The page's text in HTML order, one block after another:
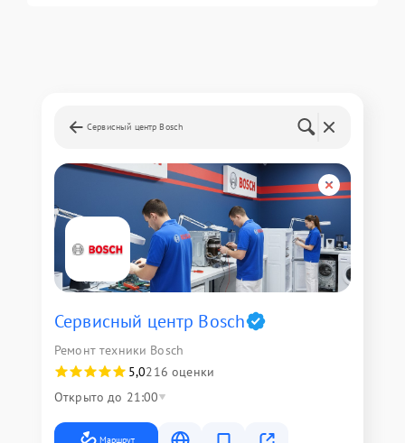
Сервисный центр Bosch
Сервисный центр Bosch
Ремонт техники Bosch
5,0216 оценки
Открыто до 21:00
Маршрут